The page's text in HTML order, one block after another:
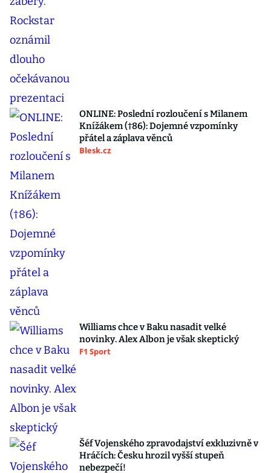
ONLINE: Poslední rozloučení s Milanem
Knížákem (†86): Dojemné vzpomínky
přátel a záplava věnců
Blesk.cz
Williams chce v Baku nasadit velké
novinky. Alex Albon je však skeptický
F1 Sport
Šéf Vojenského zpravodajství exkluzivně v
Hráčích: Česku hrozil vyšší stupeň
nebezpečí!